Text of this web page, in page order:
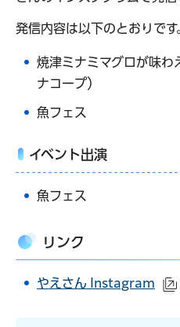
発信内容は以下のとおりです
焼津ミナミマグロが味わ
ナコープ）
魚フェス
イベント出演
魚フェス
リンク
やえさん Instagram